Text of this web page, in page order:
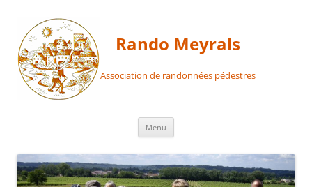
contenu
Rando Meyrals
Association de randonnées pédestres
Menu